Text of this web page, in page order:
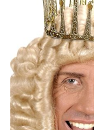
gallery